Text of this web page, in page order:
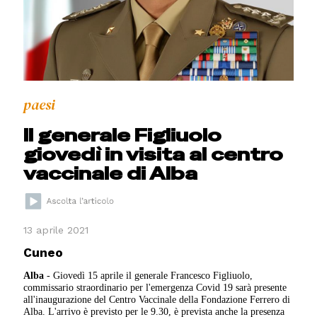
paesi
Il generale Figliuolo
giovedì in visita al centro
vaccinale di Alba
13 aprile 2021
Cuneo
Alba - Giovedì 15 aprile il generale Francesco Figliuolo,
commissario straordinario per l'emergenza Covid 19 sarà presente
all'inaugurazione del Centro Vaccinale della Fondazione Ferrero di
Alba. L'arrivo è previsto per le 9.30, è prevista anche la presenza